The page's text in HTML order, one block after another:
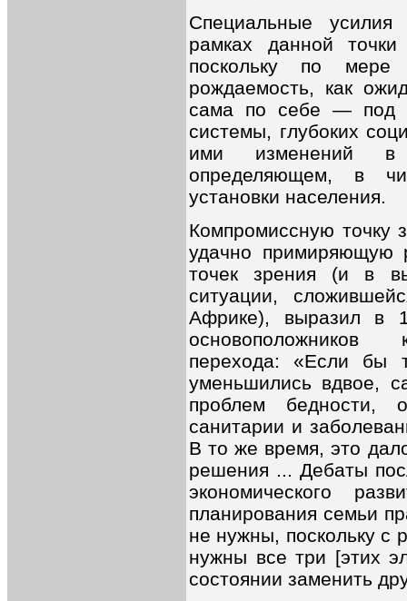
Специальные
рамках данной
поскольку по мере
рождаемость, как
сама по себе — под
системы, глубоких
ими изменений в
определяющем, в
установки населения.
Компромиссную точку
удачно примиряющую
точек зрения (и в
ситуации,
Африке), выразил в
основоположников
перехода: «Если бы
уменьшились вдвое,
проблем бедности,
санитарии и
В то же время, это
решения ... Дебаты
экономического
планирования семьи
не нужны, поскольку с
нужны все три [этих
состоянии заменить